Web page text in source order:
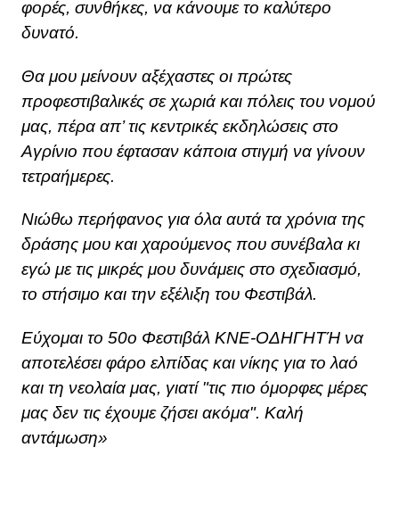
φορές, συνθήκες, να κάνουμε το καλύτερο
δυνατό.
Θα μου μείνουν αξέχαστες οι πρώτες
προφεστιβαλικές σε χωριά και πόλεις του νομού
μας, πέρα απ’ τις κεντρικές εκδηλώσεις στο
Αγρίνιο που έφτασαν κάποια στιγμή να γίνουν
τετραήμερες.
Νιώθω περήφανος για όλα αυτά τα χρόνια της
δράσης μου και χαρούμενος που συνέβαλα κι
εγώ με τις μικρές μου δυνάμεις στο σχεδιασμό,
το στήσιμο και την εξέλιξη του Φεστιβάλ.
Εύχομαι το 50ο Φεστιβάλ ΚΝΕ-ΟΔΗΓΗΤΉ να
αποτελέσει φάρο ελπίδας και νίκης για το λαό
και τη νεολαία μας, γιατί "τις πιο όμορφες μέρες
μας δεν τις έχουμε ζήσει ακόμα". Καλή
αντάμωση»